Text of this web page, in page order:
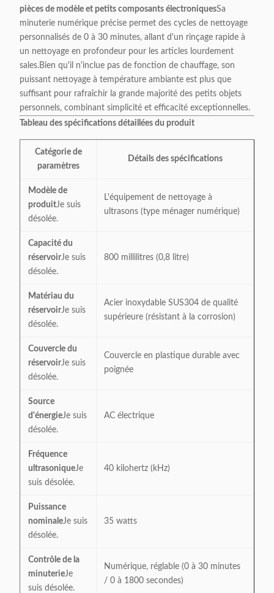
pièces de modèle et petits composants électroniquesSa
minuterie numérique précise permet des cycles de nettoyage
personnalisés de 0 à 30 minutes, allant d'un rinçage rapide à
un nettoyage en profondeur pour les articles lourdement
sales.Bien qu'il n'inclue pas de fonction de chauffage, son
puissant nettoyage à température ambiante est plus que
suffisant pour rafraîchir la grande majorité des petits objets
personnels, combinant simplicité et efficacité exceptionnelles.
Tableau des spécifications détaillées du produit
Catégorie de
paramètres
Détails des spécifications
Modèle de
produitJe suis
désolée.
L'équipement de nettoyage à
ultrasons (type ménager numérique)
Capacité du
réservoirJe suis
désolée.
800 millilitres (0,8 litre)
Matériau du
réservoirJe suis
désolée.
Acier inoxydable SUS304 de qualité
supérieure (résistant à la corrosion)
Couvercle du
réservoirJe suis
désolée.
Couvercle en plastique durable avec
poignée
Source
d'énergieJe suis
désolée.
AC électrique
Fréquence
ultrasoniqueJe
suis désolée.
40 kilohertz (kHz)
Puissance
nominaleJe suis
désolée.
35 watts
Contrôle de la
minuterieJe
suis désolée.
Numérique, réglable (0 à 30 minutes
/ 0 à 1800 secondes)